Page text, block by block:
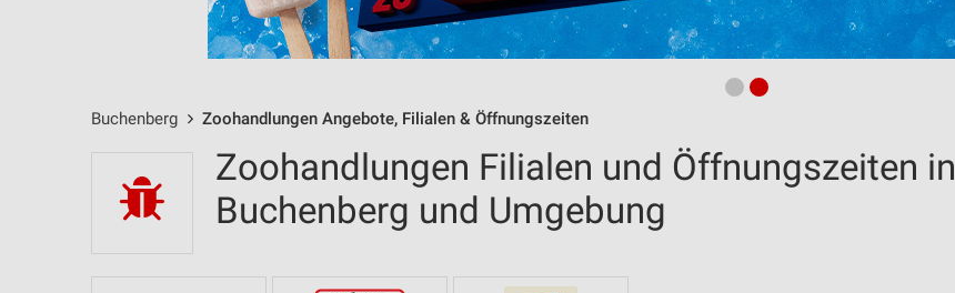
Buchenberg Zoohandlungen Angebote, Filialen & Öffnungszeiten
Zoohandlungen Filialen und Öffnungszeiten in
Buchenberg und Umgebung